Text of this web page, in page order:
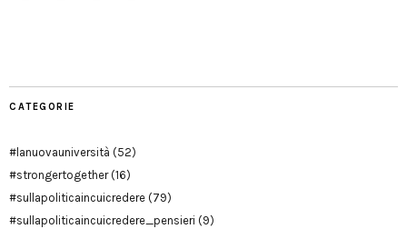
CATEGORIE
#lanuovauniversità (52)
#strongertogether(16)
#sullapoliticaincuicredere (79)
#sullapoliticaincuicredere_pensieri (9)